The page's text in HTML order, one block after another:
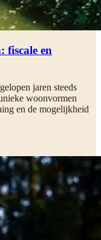
fiscale en
jaren steeds
woonvormen
en de mogelijkheid